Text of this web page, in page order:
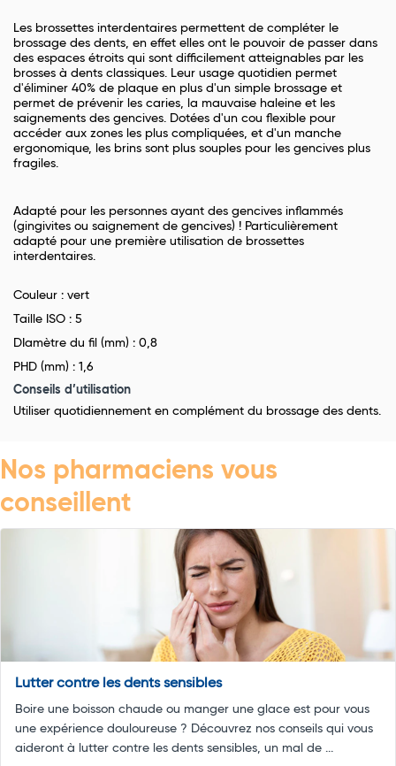
Les brossettes interdentaires permettent de compléter le
brossage des dents, en effet elles ont le pouvoir de passer dans
des espaces étroits qui sont difficilement atteignables par les
brosses à dents classiques. Leur usage quotidien permet
d'éliminer 40% de plaque en plus d'un simple brossage et
permet de prévenir les caries, la mauvaise haleine et les
saignements des gencives. Dotées d'un cou flexible pour
accéder aux zones les plus compliquées, et d'un manche
ergonomique, les brins sont plus souples pour les gencives plus
fragiles.
Adapté pour les personnes ayant des gencives inflammés
(gingivites ou saignement de gencives) ! Particulièrement
adapté pour une première utilisation de brossettes
interdentaires.
Couleur : vert
Taille ISO : 5
DIamètre du fil (mm) : 0,8
PHD (mm) : 1,6
Conseils d’utilisation
Utiliser quotidiennement en complément du brossage des dents.
Nos pharmaciens vous
conseillent
Lutter contre les dents sensibles
Boire une boisson chaude ou manger une glace est pour vous
une expérience douloureuse ? Découvrez nos conseils qui vous
aideront à lutter contre les dents sensibles, un mal de ...